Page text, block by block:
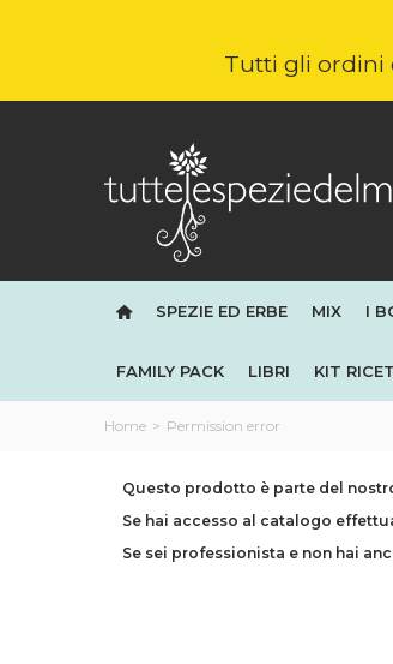
Tutti gli ordini
SPEZIE ED ERBE MIX I
FAMILY PACK LIBRI KIT
Home > Permission error
Questo prodotto è parte del
Se hai accesso al catalogo
Se sei professionista e non hai